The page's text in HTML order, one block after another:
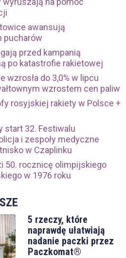
awansują
pucharów
przed kampanią
po katastrofie rakietowej
wzrosła do 3,0% w lipcu
wzrostem cen paliw
rosyjskiej rakiety w Polsce +
start 32. Festiwalu
i zespoły medyczne
w Czaplinku
50. rocznicę olimpijskiego
w 1976 roku
5 rzeczy, które
naprawdę ułatwiają
nadanie paczki przez
Paczkomat®